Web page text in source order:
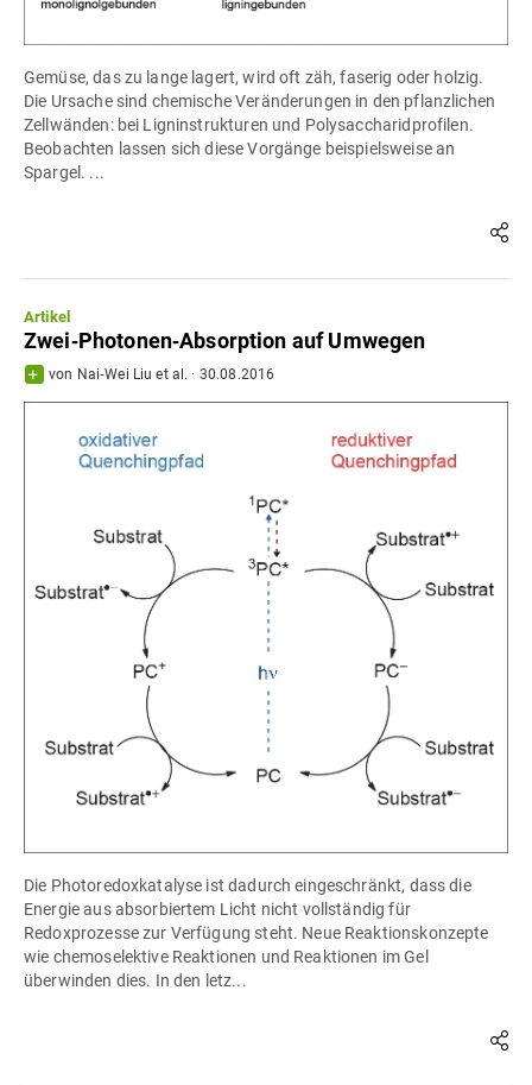
Gemüse, das zu lange lagert, wird oft zäh, faserig oder holzig.
Die Ursache sind chemische Veränderungen in den pflanzlichen
Zellwänden: bei Ligninstrukturen und Polysaccharidprofilen.
Beobachten lassen sich diese Vorgänge beispielsweise an
Spargel. ...
Artikel
Zwei‐Photonen‐Absorption auf Umwegen
von Nai‐Wei Liu et al. · 30.08.2016
Die Photoredoxkatalyse ist dadurch eingeschränkt, dass die
Energie aus absorbiertem Licht nicht vollständig für
Redoxprozesse zur Verfügung steht. Neue Reaktionskonzepte
wie chemoselektive Reaktionen und Reaktionen im Gel
überwinden dies. In den letz...